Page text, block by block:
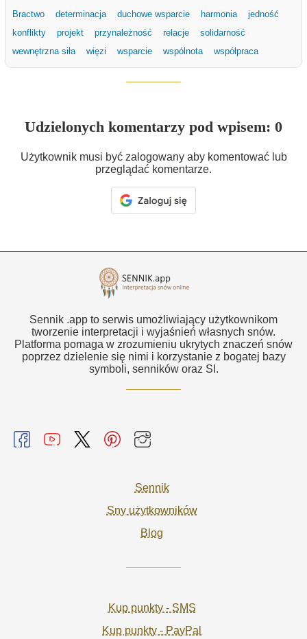
Bractwo determinacja duchowe wsparcie harmonia
jedność
konflikty
projekt przynależność relacje
solidarność
wewnętrzna siła
więzi wsparcie wspólnota współpraca
Udzielonych komentarzy pod wpisem: 0
Użytkownik musi być zalogowany aby komentować lub
przeglądać komentarze.
Sennik .app to serwis umożliwiający użytkownikom
tworzenie interpretacji i wyjaśnień własnych snów.
Platforma pomaga w zrozumieniu ukrytych znaczeń snów
poprzez dzielenie się nimi i korzystanie z bogatej bazy
symboli, senników oraz SI.
Sennik
Sny użytkowników
Blog
Kup punkty - SMS
Kup punkty - PayPal